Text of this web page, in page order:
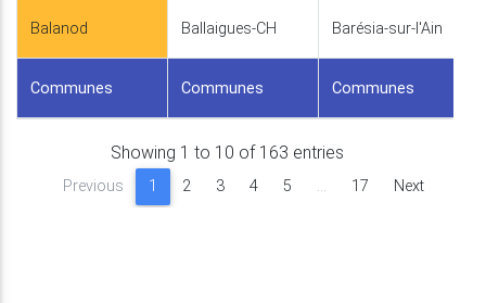
Balanod Ballaigues-CH Barésia-sur-l'Ain
Communes Communes Communes
Showing 1 to 10 of 163 entries
Previous 1 2 3 4 5 … 17 Next